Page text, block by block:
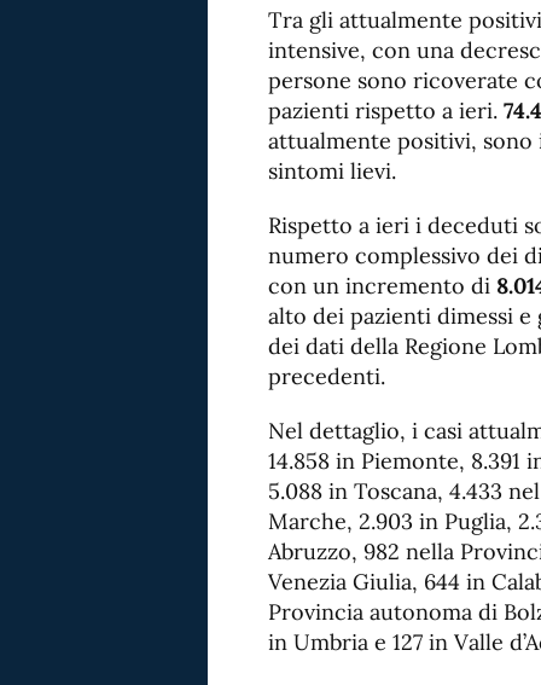
Tra gli attualmente positivi
intensive, con una
persone sono ricoverate
pazienti rispetto a ieri.
attualmente positivi,
sintomi lievi.
Rispetto a ieri i deceduti
numero complessivo dei
con un incremento di
alto dei pazienti dimessi
dei dati della Regione
precedenti.
Nel dettaglio, i casi
14.858 in Piemonte, 8.391
5.088 in Toscana, 4.433
Marche, 2.903 in Puglia,
Abruzzo, 982 nella
Venezia Giulia, 644 in
Provincia autonoma di
in Umbria e 127 in Valle